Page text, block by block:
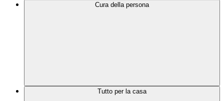
Cura della persona
Tutto per la casa